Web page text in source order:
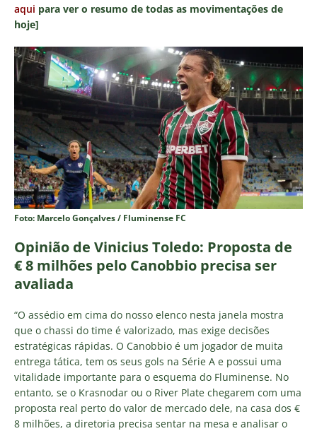
aqui para ver o resumo de todas as movimentações de
hoje]
Foto: Marcelo Gonçalves / Fluminense FC
Opinião de Vinicius Toledo: Proposta de
€ 8 milhões pelo Canobbio precisa ser
avaliada
“O assédio em cima do nosso elenco nesta janela mostra
que o chassi do time é valorizado, mas exige decisões
estratégicas rápidas. O Canobbio é um jogador de muita
entrega tática, tem os seus gols na Série A e possui uma
vitalidade importante para o esquema do Fluminense. No
entanto, se o Krasnodar ou o River Plate chegarem com uma
proposta real perto do valor de mercado dele, na casa dos €
8 milhões, a diretoria precisa sentar na mesa e analisar o